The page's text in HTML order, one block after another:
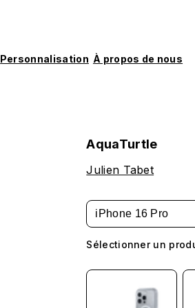
Personnalisation À propos de nous
AquaTurtle
Julien Tabet
iPhone 16 Pro
Sélectionner un